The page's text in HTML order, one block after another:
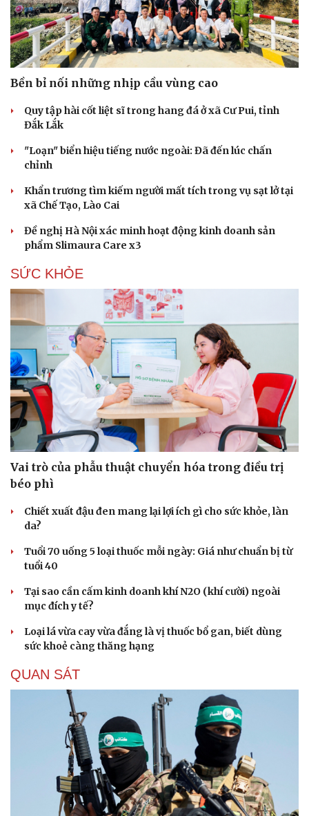
Bền bỉ nối những nhịp cầu vùng cao
Quy tập hài cốt liệt sĩ trong hang đá ở xã Cư Pui, tỉnh
Đắk Lắk
"Loạn" biển hiệu tiếng nước ngoài: Đã đến lúc chấn
chỉnh
Khẩn trương tìm kiếm người mất tích trong vụ sạt lở tại
xã Chế Tạo, Lào Cai
Đề nghị Hà Nội xác minh hoạt động kinh doanh sản
phẩm Slimaura Care x3
SỨC KHỎE
Vai trò của phẫu thuật chuyển hóa trong điều trị
béo phì
Chiết xuất đậu đen mang lại lợi ích gì cho sức khỏe, làn
da?
Tuổi 70 uống 5 loại thuốc mỗi ngày: Giá như chuẩn bị từ
tuổi 40
Tại sao cần cấm kinh doanh khí N2O (khí cười) ngoài
mục đích y tế?
Loại lá vừa cay vừa đắng là vị thuốc bổ gan, biết dùng
sức khoẻ càng thăng hạng
QUAN SÁT